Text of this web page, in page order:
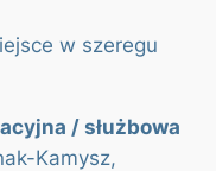
w szeregu
/ służbowa
Kamysz,